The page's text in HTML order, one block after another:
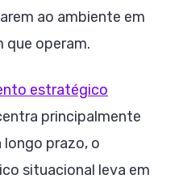
ao ambiente em
que operam.
estratégico
principalmente
prazo, o
situacional leva em